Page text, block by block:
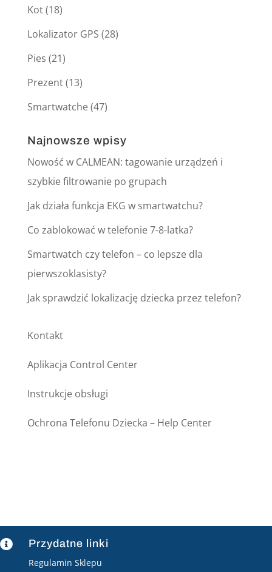
Kot(18)
Lokalizator GPS (28)
Pies (21)
Prezent(13)
Smartwatche(47)
Najnowsze wpisy
Nowość w CALMEAN: tagowanie urządzeń i
szybkie filtrowanie po grupach
Jak działa funkcja EKG w smartwatchu?
Co zablokować w telefonie 7-8-latka?
Smartwatch czy telefon – co lepsze dla
pierwszoklasisty?
Jak sprawdzić lokalizację dziecka przez telefon?
Kontakt
Aplikacja Control Center
Instrukcje obsługi
Ochrona Telefonu Dziecka – Help Center
 Przydatne linki
Regulamin Sklepu